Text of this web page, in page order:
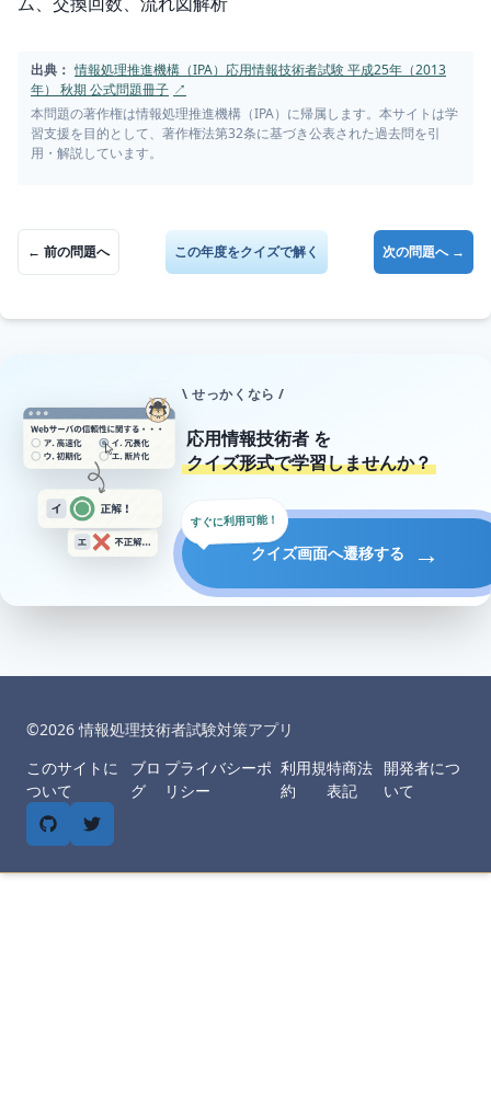
出典： 情報処理推進機構（IPA）応用情報技術者試験 平成25年（2013
年） 秋期 公式問題冊子 ↗
本問題の著作権は情報処理推進機構（IPA）に帰属します。本サイトは学
習支援を目的として、著作権法第32条に基づき公表された過去問を引
用・解説しています。
← 前の問題へ この年度をクイズで解く 次の問題へ →
\ せっかくなら /
応用情報技術者 を
クイズ形式で学習しませんか？
クイズ画面へ遷移する →
すぐに利用可能！
©︎2026情報処理技術者試験対策アプリ
このサイトに
ついて
ブロ
グ
プライバシーポ
リシー
利用規
約
特商法
表記
開発者につ
いて